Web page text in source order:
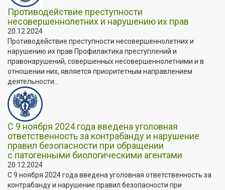
Противодействие преступности
несовершеннолетних и нарушению их прав
20.12.2024
Противодействие преступности несовершеннолетних и
нарушению их прав Профилактика преступлений и
правонарушений, совершенных несовершеннолетними и в
отношении них, является приоритетным направлением
деятельности...
С 9 ноября 2024 года введена уголовная
ответственность за контрабанду и нарушение
правил безопасности при обращении
с патогенными биологическими агентами
20.12.2024
С 9 ноября 2024 года введена уголовная ответственность за
контрабанду и нарушение правил безопасности при